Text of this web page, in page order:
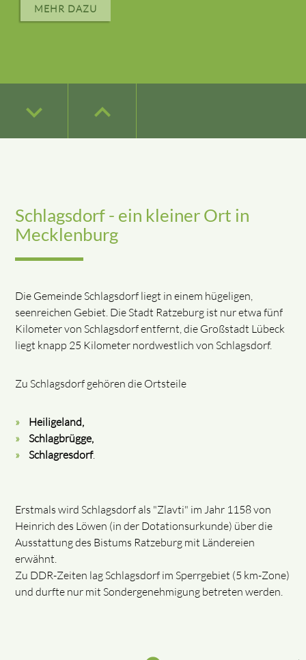
MEHR DAZU
keyboard_arrow_down keyboard_arrow_up
Schlagsdorf - ein kleiner Ort in
Mecklenburg
Die Gemeinde Schlagsdorf liegt in einem hügeligen,
seenreichen Gebiet. Die Stadt Ratzeburg ist nur etwa fünf
Kilometer von Schlagsdorf entfernt, die Großstadt Lübeck
liegt knapp 25 Kilometer nordwestlich von Schlagsdorf.
Zu Schlagsdorf gehören die Ortsteile
Heiligeland,
Schlagbrügge,
Schlagresdorf.
Erstmals wird Schlagsdorf als "Zlavti" im Jahr 1158 von
Heinrich des Löwen (in der Dotationsurkunde) über die
Ausstattung des Bistums Ratzeburg mit Ländereien
erwähnt.
Zu DDR-Zeiten lag Schlagsdorf im Sperrgebiet (5 km-Zone)
und durfte nur mit Sondergenehmigung betreten werden.